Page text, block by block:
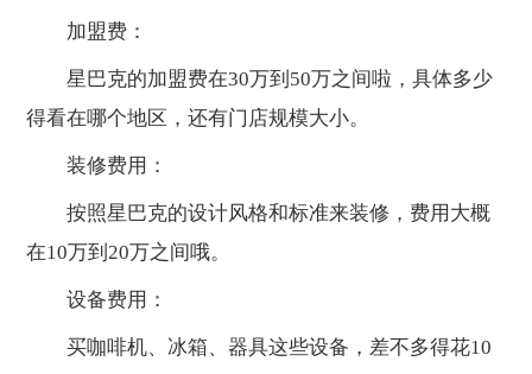
加盟费：
星巴克的加盟费在30万到50万之间啦，具体多少
得看在哪个地区，还有门店规模大小。
装修费用：
按照星巴克的设计风格和标准来装修，费用大概
在10万到20万之间哦。
设备费用：
买咖啡机、冰箱、器具这些设备，差不多得花10